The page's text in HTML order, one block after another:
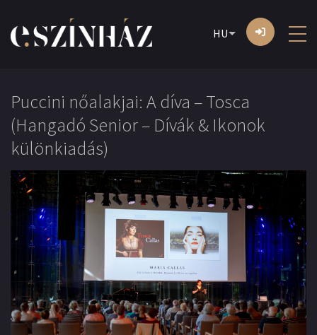
HU
Puccini nőalakjai: A díva – Tosca
(Hangadó Senior – Dívák & Ikonok
különkiadás)